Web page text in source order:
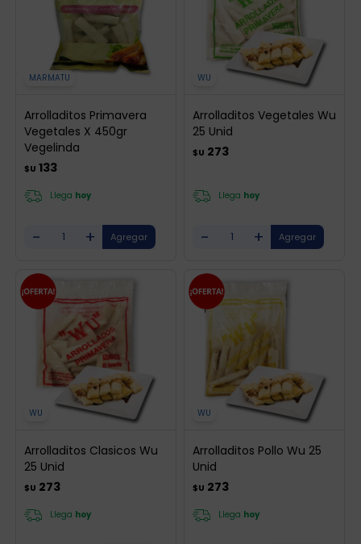
MARMATU
Arrolladitos Primavera
Vegetales X 450gr
Vegelinda
$U 133
Llega hoy
- +
WU
Arrolladitos Vegetales Wu
25 Unid
$U 273
Llega hoy
- +
WU
Arrolladitos Clasicos Wu
25 Unid
$U 273
Llega hoy
WU
Arrolladitos Pollo Wu 25
Unid
$U 273
Llega hoy